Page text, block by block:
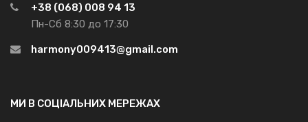
+38 (068) 008 94 13
Пн-Сб 8:30 до 17:30
harmony009413@gmail.com
МИ В СОЦІАЛЬНИХ МЕРЕЖАХ